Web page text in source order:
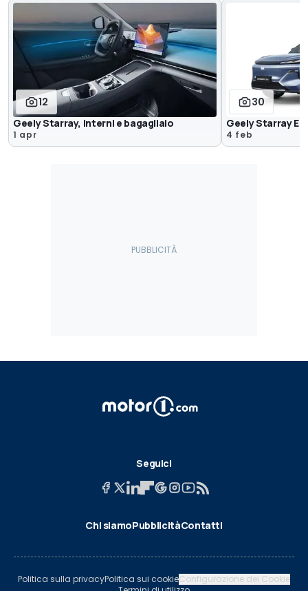
12
Geely Starray, interni e bagagliaio
1 apr
30
Geely Starray
4 feb
Seguici
Chi siamoPubblicitàContatti
Politica sulla privacyPolitica sui cookieConfigurazione dei Cookie